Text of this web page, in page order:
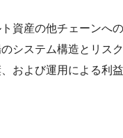
資産の他チェーンへ
システム構造とリス
および運用による利